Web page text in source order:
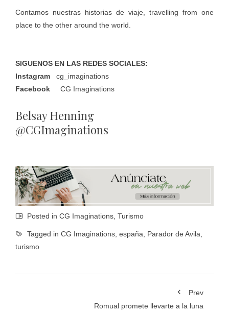
Contamos nuestras historias de viaje, travelling from one
place to the other around the world.
SIGUENOS EN LAS REDES SOCIALES:
Instagram cg_imaginations
Facebook
CG Imaginations
Belsay Henning
@CGImaginations
Posted in CG Imaginations Turismo
Tagged in CG Imaginations españa Parador de Avila
turismo
Prev
Romual promete llevarte a la luna